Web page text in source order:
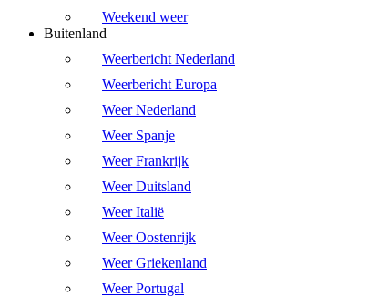
Weekend weer
Buitenland
Weerbericht Nederland
Weerbericht Europa
Weer Nederland
Weer Spanje
Weer Frankrijk
Weer Duitsland
Weer Italië
Weer Oostenrijk
Weer Griekenland
Weer Portugal